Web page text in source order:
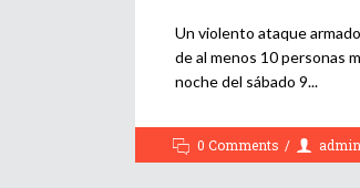
Un violento ataque
de al menos 10 personas
noche del sábado 9
0 Comments admin